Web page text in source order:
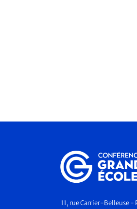
11, rue Carrier-Belleuse -